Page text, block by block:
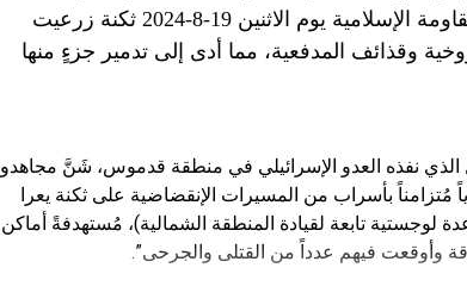
وخصوصاً في بلدة باتوليه، استهدف مجاهدو المقاومة الإسلامية يوم الاثنين 19-8-2024 ثكنة زرعيت
وقذائف المدفعية، مما أدى إلى تدمير جزءٍ منها
الذي نفذه العدو الإسرائيلي في منطقة قدموس، شَنَّ مجاهدو
يوم الاثنين 19-8-2024 هجوماً جوياً مُتزامناً بأسراب من المسيرات الإنقضاضية على ثكنة يعرا
سنط جين (قاعدة لوجستية تابعة لقيادة المنطقة الشمالية)، مُستهدفةً أماكن
وأوقعت فيهم عدداً من القتلى والجرحى”.